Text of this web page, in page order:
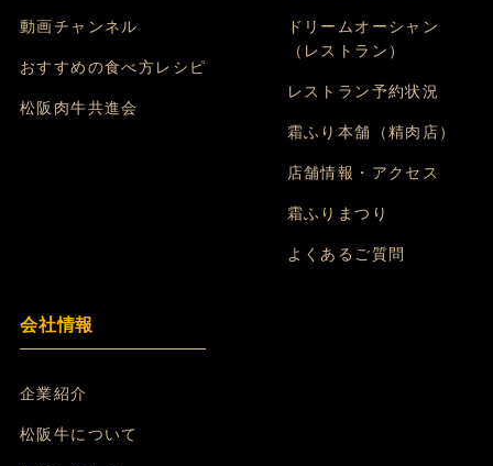
動画チャンネル
おすすめの食べ方レシピ
松阪肉牛共進会
ドリームオーシャン
（レストラン）
レストラン予約状況
霜ふり本舗（精肉店）
店舗情報・アクセス
霜ふりまつり
よくあるご質問
会社情報
企業紹介
松阪牛について